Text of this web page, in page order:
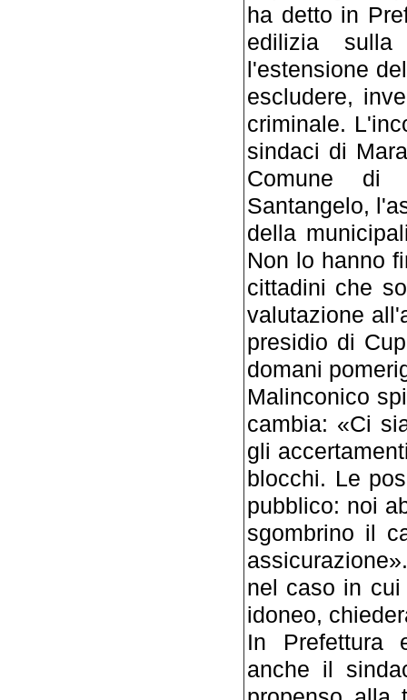
ha detto in
edilizia
l'estensione
escludere,
criminale.
sindaci di
Comune di
Santangelo,
della
Non lo hanno
cittadini che
valutazione
presidio di
domani
Malinconico
cambia: «Ci
gli
blocchi. Le
pubblico: noi
sgombrino il
nel caso in
idoneo,
In Prefettura
anche il